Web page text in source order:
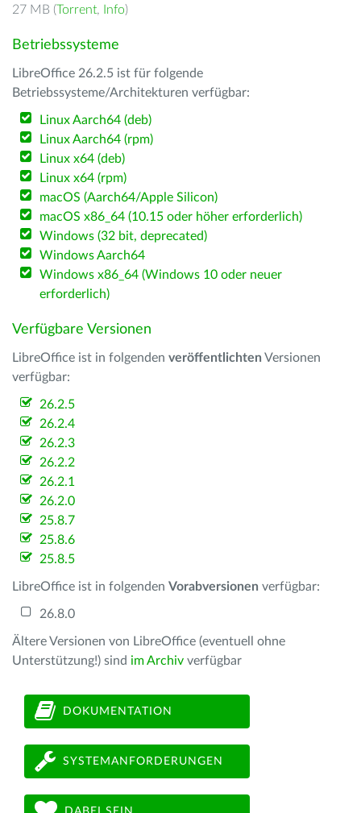
27 MB (Torrent, Info)
Betriebssysteme
LibreOffice 26.2.5 ist für folgende
Betriebssysteme/Architekturen verfügbar:
Linux Aarch64 (deb)
Linux Aarch64 (rpm)
Linux x64 (deb)
Linux x64 (rpm)
macOS (Aarch64/Apple Silicon)
macOS x86_64 (10.15 oder höher erforderlich)
Windows (32 bit, deprecated)
Windows Aarch64
Windows x86_64 (Windows 10 oder neuer
erforderlich)
Verfügbare Versionen
LibreOffice ist in folgenden veröffentlichten Versionen
verfügbar:
26.2.5
26.2.4
26.2.3
26.2.2
26.2.1
26.2.0
25.8.7
25.8.6
25.8.5
LibreOffice ist in folgenden Vorabversionen verfügbar:
26.8.0
Ältere Versionen von LibreOffice (eventuell ohne
Unterstützung!) sind im Archiv verfügbar
DOKUMENTATION
SYSTEMANFORDERUNGEN